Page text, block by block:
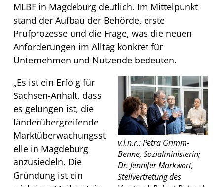
MLBF in Magdeburg deutlich. Im Mittelpunkt
stand der Aufbau der Behörde, erste
Prüfprozesse und die Frage, was die neuen
Anforderungen im Alltag konkret für
Unternehmen und Nutzende bedeuten.
v.l.n.r.: Petra Grimm-
Benne, Sozialministerin;
Dr. Jennifer Markwort,
Stellvertretung des
„Es ist ein Erfolg für
Sachsen-Anhalt, dass
es gelungen ist, die
länderübergreifende
Marktüberwachungsst
elle in Magdeburg
anzusiedeln. Die
Gründung ist ein